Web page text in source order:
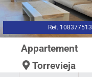
Ref. 108377513
Appartement
Torrevieja